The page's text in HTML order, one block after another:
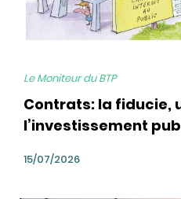
Le Moniteur du BTP
Contrats: la fiducie,
l’investissement
15/07/2026